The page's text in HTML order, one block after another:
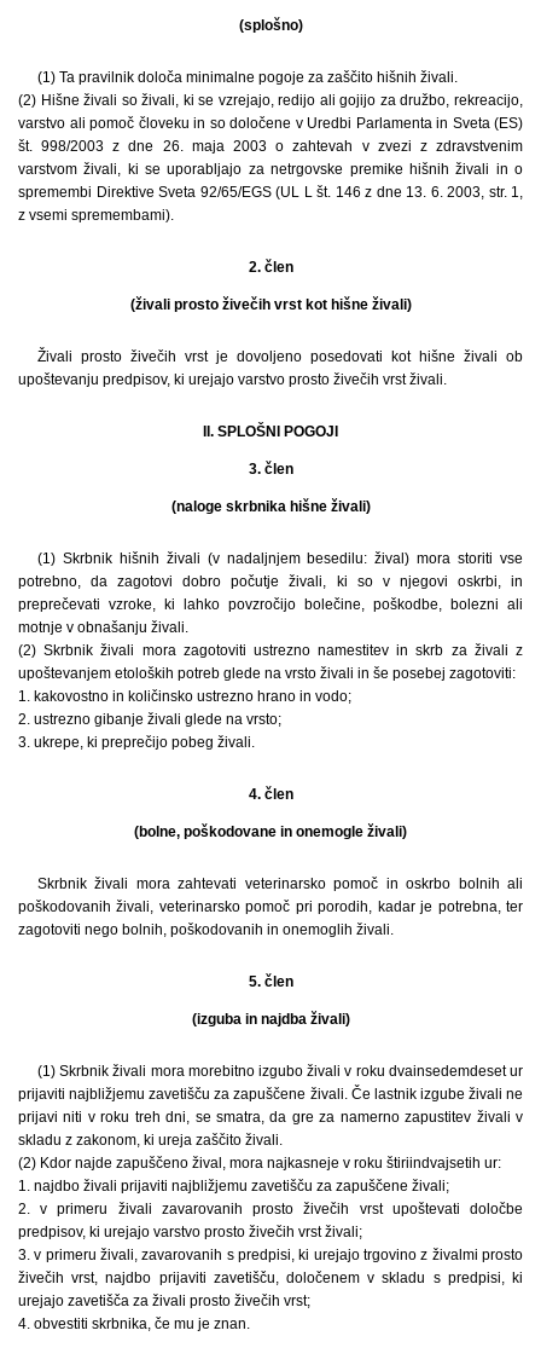
(splošno)
(1) Ta pravilnik določa minimalne pogoje za zaščito hišnih živali.
(2) Hišne živali so živali, ki se vzrejajo, redijo ali gojijo za družbo, rekreacijo,
varstvo ali pomoč človeku in so določene v Uredbi Parlamenta in Sveta (ES)
št. 998/2003 z dne 26. maja 2003 o zahtevah v zvezi z zdravstvenim
varstvom živali, ki se uporabljajo za netrgovske premike hišnih živali in o
spremembi Direktive Sveta 92/65/EGS (UL L št. 146 z dne 13. 6. 2003, str. 1,
z vsemi spremembami).
2. člen
(živali prosto živečih vrst kot hišne živali)
Živali prosto živečih vrst je dovoljeno posedovati kot hišne živali ob
upoštevanju predpisov, ki urejajo varstvo prosto živečih vrst živali.
II. SPLOŠNI POGOJI
3. člen
(naloge skrbnika hišne živali)
(1) Skrbnik hišnih živali (v nadaljnjem besedilu: žival) mora storiti vse
potrebno, da zagotovi dobro počutje živali, ki so v njegovi oskrbi, in
preprečevati vzroke, ki lahko povzročijo bolečine, poškodbe, bolezni ali
motnje v obnašanju živali.
(2) Skrbnik živali mora zagotoviti ustrezno namestitev in skrb za živali z
upoštevanjem etoloških potreb glede na vrsto živali in še posebej zagotoviti:
1. kakovostno in količinsko ustrezno hrano in vodo;
2. ustrezno gibanje živali glede na vrsto;
3. ukrepe, ki preprečijo pobeg živali.
4. člen
(bolne, poškodovane in onemogle živali)
Skrbnik živali mora zahtevati veterinarsko pomoč in oskrbo bolnih ali
poškodovanih živali, veterinarsko pomoč pri porodih, kadar je potrebna, ter
zagotoviti nego bolnih, poškodovanih in onemoglih živali.
5. člen
(izguba in najdba živali)
(1) Skrbnik živali mora morebitno izgubo živali v roku dvainsedemdeset ur
prijaviti najbližjemu zavetišču za zapuščene živali. Če lastnik izgube živali ne
prijavi niti v roku treh dni, se smatra, da gre za namerno zapustitev živali v
skladu z zakonom, ki ureja zaščito živali.
(2) Kdor najde zapuščeno žival, mora najkasneje v roku štiriindvajsetih ur:
1. najdbo živali prijaviti najbližjemu zavetišču za zapuščene živali;
2. v primeru živali zavarovanih prosto živečih vrst upoštevati določbe
predpisov, ki urejajo varstvo prosto živečih vrst živali;
3. v primeru živali, zavarovanih s predpisi, ki urejajo trgovino z živalmi prosto
živečih vrst, najdbo prijaviti zavetišču, določenem v skladu s predpisi, ki
urejajo zavetišča za živali prosto živečih vrst;
4. obvestiti skrbnika, če mu je znan.